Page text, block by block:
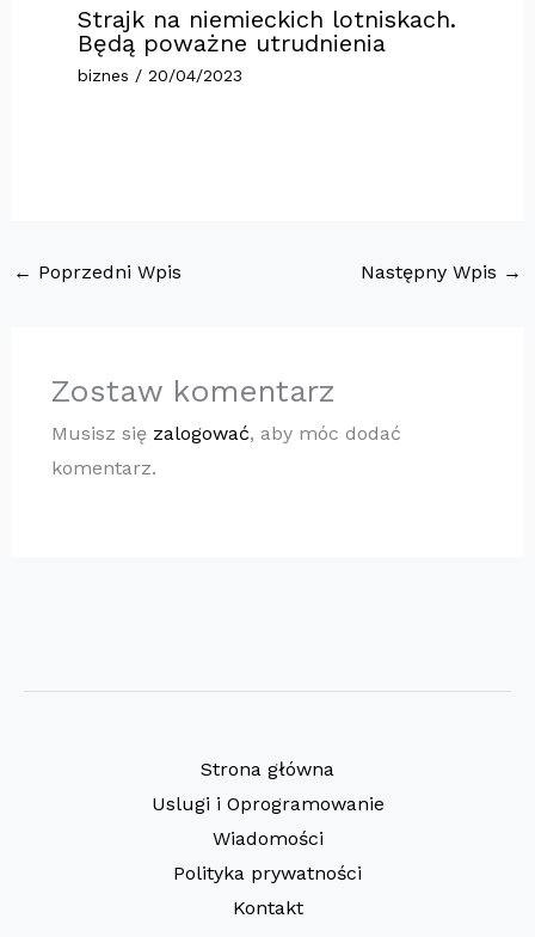
Strajk na niemieckich lotniskach.
Będą poważne utrudnienia
biznes / 20/04/2023
← Poprzedni Wpis Następny Wpis →
Zostaw komentarz
Musisz się zalogować, aby móc dodać
komentarz.
Strona główna
Uslugi i Oprogramowanie
Wiadomości
Polityka prywatności
Kontakt